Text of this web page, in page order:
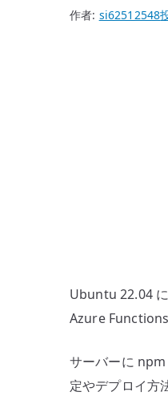
作者: si62512548
Ubuntu 22.04
Azure Functions
サーバーに
定やデプロイ方